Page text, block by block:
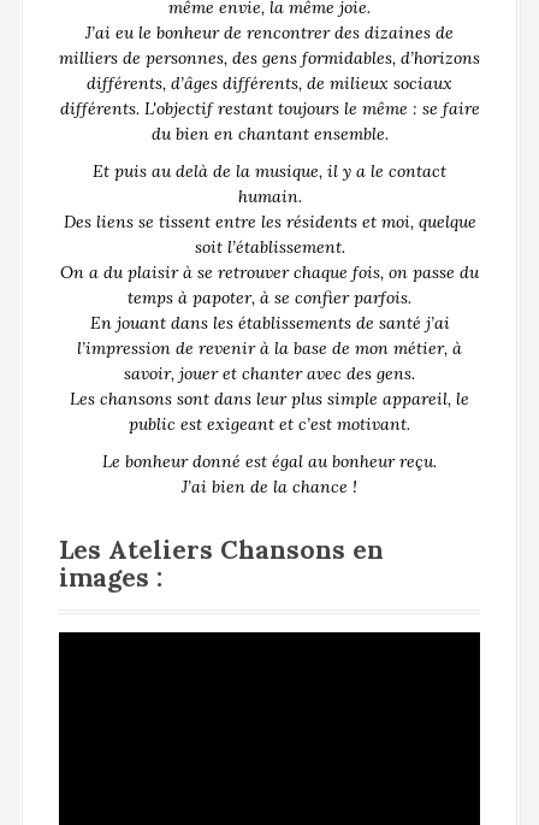
même envie, la même joie.
J’ai eu le bonheur de rencontrer des dizaines de
milliers de personnes, des gens formidables, d’horizons
différents, d’âges différents, de milieux sociaux
différents. L'objectif restant toujours le même : se faire
du bien en chantant ensemble.
Et puis au delà de la musique, il y a le contact
humain.
Des liens se tissent entre les résidents et moi, quelque
soit l’établissement.
On a du plaisir à se retrouver chaque fois, on passe du
temps à papoter, à se confier parfois.
En jouant dans les établissements de santé j’ai
l’impression de revenir à la base de mon métier, à
savoir, jouer et chanter avec des gens.
Les chansons sont dans leur plus simple appareil, le
public est exigeant et c’est motivant.
Le bonheur donné est égal au bonheur reçu.
J’ai bien de la chance !
Les Ateliers Chansons en
images :